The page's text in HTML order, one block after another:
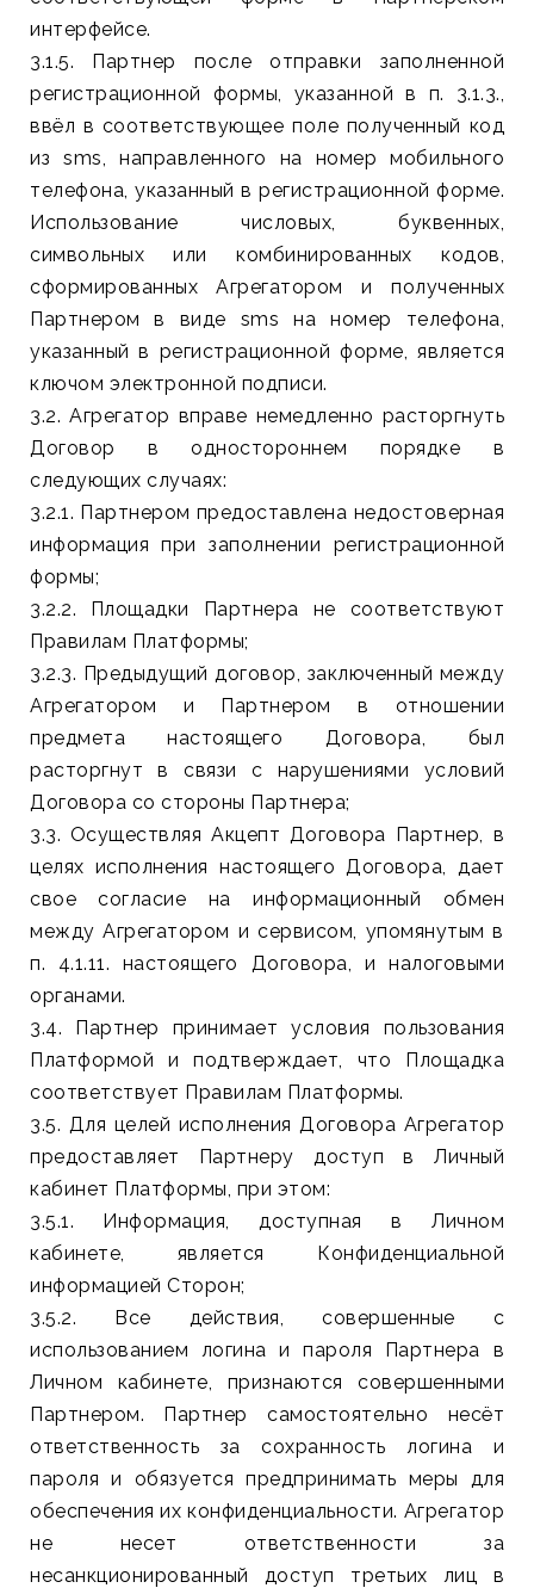
интерфейсе.
3.1.5. Партнер после отправки заполненной
регистрационной формы, указанной в п. 3.1.3.,
ввёл в соответствующее поле полученный код
из sms, направленного на номер мобильного
телефона, указанный в регистрационной форме.
Использование числовых, буквенных,
символьных или комбинированных кодов,
сформированных Агрегатором и полученных
Партнером в виде sms на номер телефона,
указанный в регистрационной форме, является
ключом электронной подписи.
3.2. Агрегатор вправе немедленно расторгнуть
Договор в одностороннем порядке в
следующих случаях:
3.2.1. Партнером предоставлена недостоверная
информация при заполнении регистрационной
формы;
3.2.2. Площадки Партнера не соответствуют
Правилам Платформы;
3.2.3. Предыдущий договор, заключенный между
Агрегатором и Партнером в отношении
предмета настоящего Договора, был
расторгнут в связи с нарушениями условий
Договора со стороны Партнера;
3.3. Осуществляя Акцепт Договора Партнер, в
целях исполнения настоящего Договора, дает
свое согласие на информационный обмен
между Агрегатором и сервисом, упомянутым в
п. 4.1.11. настоящего Договора, и налоговыми
органами.
3.4. Партнер принимает условия пользования
Платформой и подтверждает, что Площадка
соответствует Правилам Платформы.
3.5. Для целей исполнения Договора Агрегатор
предоставляет Партнеру доступ в Личный
кабинет Платформы, при этом:
3.5.1. Информация, доступная в Личном
кабинете, является Конфиденциальной
информацией Сторон;
3.5.2. Все действия, совершенные с
использованием логина и пароля Партнера в
Личном кабинете, признаются совершенными
Партнером. Партнер самостоятельно несёт
ответственность за сохранность логина и
пароля и обязуется предпринимать меры для
обеспечения их конфиденциальности. Агрегатор
не несет ответственности за
несанкционированный доступ третьих лиц в